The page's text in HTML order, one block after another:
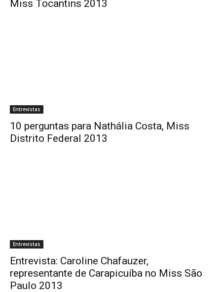
Miss Tocantins 2013
Entrevistas
10 perguntas para Nathália Costa, Miss
Distrito Federal 2013
Entrevistas
Entrevista: Caroline Chafauzer,
representante de Carapicuíba no Miss São
Paulo 2013